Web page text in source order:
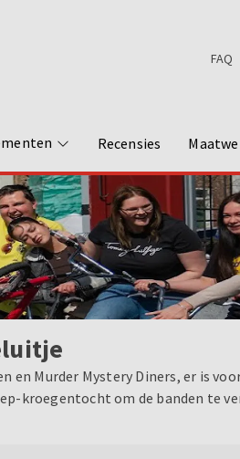
FAQ
Recensies
Murder Mystery Diners, er is
kroegentocht om de banden te